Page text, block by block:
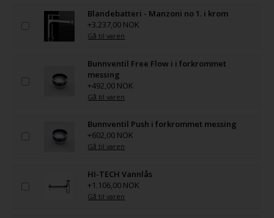
Blandebatteri - Manzoni no 1. i krom
+3.237,00 NOK
Gå til varen
Bunnventil Free Flow i i forkrommet
messing
+492,00 NOK
Gå til varen
Bunnventil Push i forkrommet messing
+602,00 NOK
Gå til varen
HI-TECH Vannlås
+1.106,00 NOK
Gå til varen